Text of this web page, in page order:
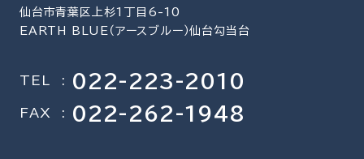
仙台市青葉区上杉1丁目6-10
EARTH BLUE（アースブルー）仙台勾当台
TEL : 022-223-2010
FAX : 022-262-1948